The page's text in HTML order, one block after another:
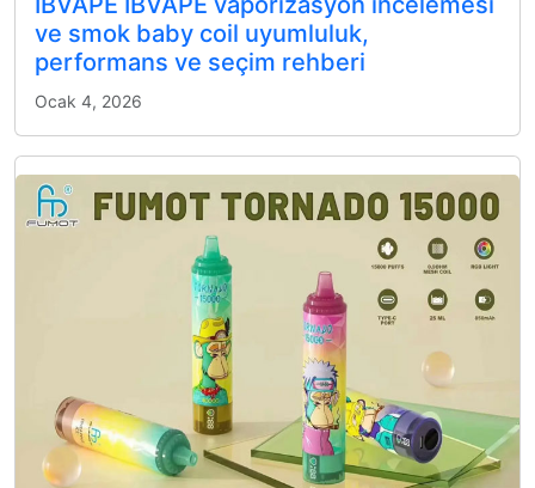
ve smok baby coil uyumluluk,
performans ve seçim rehberi
Ocak 4, 2026